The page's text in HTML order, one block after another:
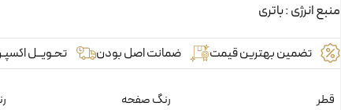
منبع انرژی : باتری
تضمین بهترین قیمت ضمانت اصل بودن تحـویــل
قطر رنگ صفحه